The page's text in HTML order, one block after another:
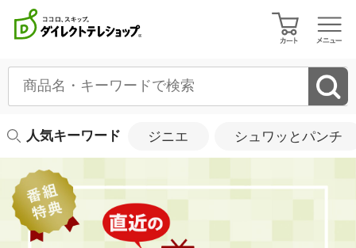
人気キーワード ジニエ シュワッとパンチ